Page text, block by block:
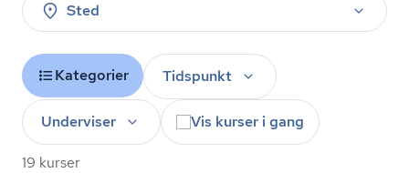
Sted
Kategorier Tidspunkt
Underviser Vis kurser i gang
19 kurser